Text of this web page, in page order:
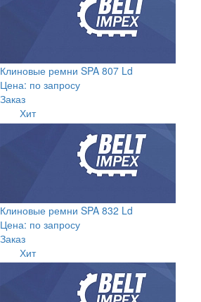
Клиновые ремни SPA 807 Ld
Цена: по запросу
Заказ
Хит
Клиновые ремни SPA 832 Ld
Цена: по запросу
Заказ
Хит